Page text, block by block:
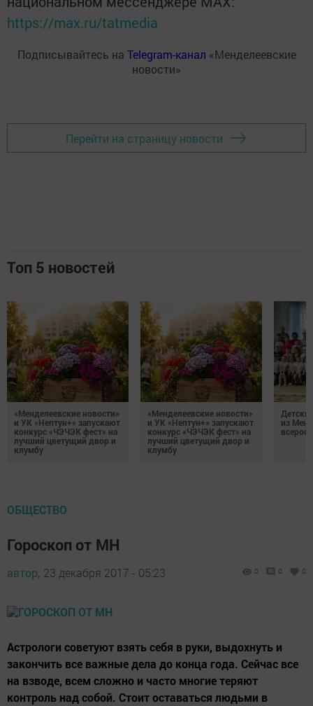
https://max.ru/tatmedia
Подписывайтесь на Telegram-канал «Менделеевские
новости»
Перейти на страницу новости
Топ 5 новостей
«Менделеевские новости»
и УК «Нептун+» запускают
конкурс «ЧЭЧЭК фест» на
лучший цветущий двор и
клумбу
«Менделеевские новости»
и УК «Нептун+» запускают
конкурс «ЧЭЧЭК фест» на
лучший цветущий двор и
клумбу
из
ОБЩЕСТВО
Гороскоп от МН
автор, 23 декабря 2017 - 05:23 0 0 0
Астрологи советуют взять себя в руки, выдохнуть и
закончить все важные дела до конца года. Сейчас все
на взводе, всем сложно и часто многие теряют
контроль над собой. Стоит оставаться людьми в